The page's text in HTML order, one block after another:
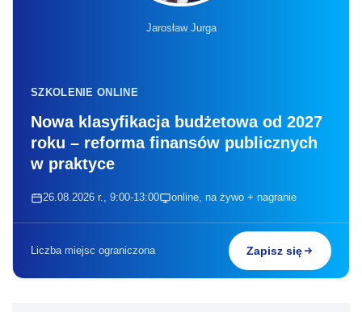
Jarosław Jurga
SZKOLENIE ONLINE
Nowa klasyfikacja budżetowa od 2027
roku – reforma finansów publicznych
w praktyce
26.08.2026 r., 9:00-13:00 online, na żywo + nagranie
Liczba miejsc ograniczona Zapisz się